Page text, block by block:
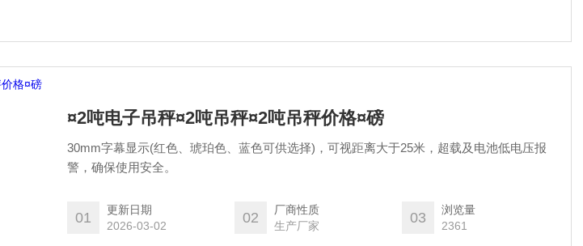
¤2吨电子吊秤¤2吨吊秤¤2吨吊秤价格¤磅
30mm字幕显示(红色、琥珀色、蓝色可供选择)，可视距离大于25米，超载及电池低电压报
警，确保使用安全。
01
更新日期
2026-03-02
02
厂商性质
生产厂家
03
浏览量
2361